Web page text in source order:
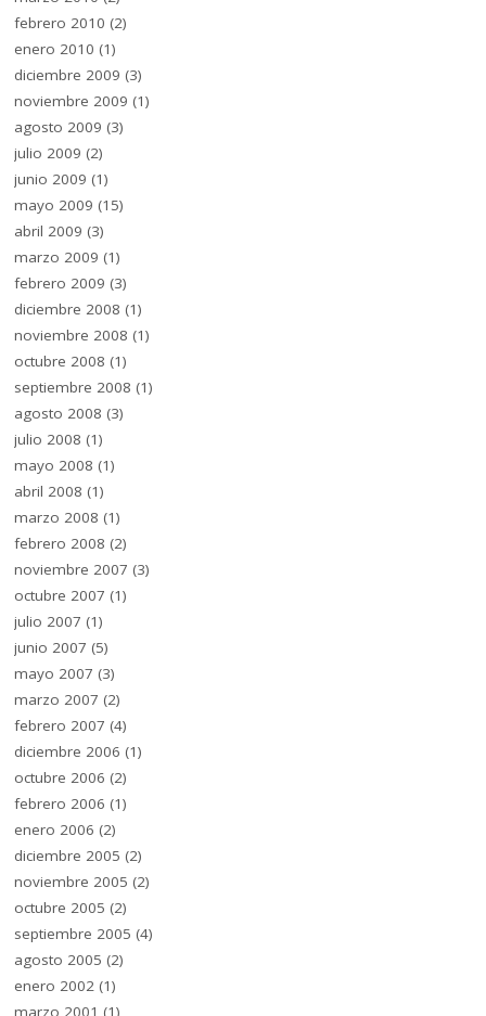
febrero 2010 (2)
enero 2010 (1)
diciembre 2009 (3)
noviembre 2009 (1)
agosto 2009 (3)
julio 2009 (2)
junio 2009 (1)
mayo 2009 (15)
abril 2009 (3)
marzo 2009 (1)
febrero 2009 (3)
diciembre 2008 (1)
noviembre 2008 (1)
octubre 2008 (1)
septiembre 2008 (1)
agosto 2008 (3)
julio 2008 (1)
mayo 2008 (1)
abril 2008 (1)
marzo 2008 (1)
febrero 2008 (2)
noviembre 2007 (3)
octubre 2007 (1)
julio 2007 (1)
junio 2007 (5)
mayo 2007 (3)
marzo 2007 (2)
febrero 2007 (4)
diciembre 2006 (1)
octubre 2006 (2)
febrero 2006 (1)
enero 2006 (2)
diciembre 2005 (2)
noviembre 2005 (2)
octubre 2005 (2)
septiembre 2005 (4)
agosto 2005 (2)
enero 2002 (1)
marzo 2001 (1)